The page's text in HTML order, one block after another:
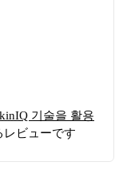
기술을 활용
レビューです